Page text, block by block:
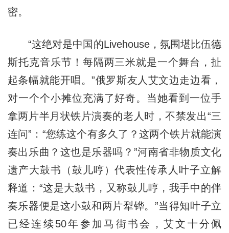
密。
“这绝对是中国的Livehouse，氛围堪比伍德
斯托克音乐节！每隔两三米就是一个舞台，扯
起条幅就能开唱。”俄罗斯友人艾文边走边看，
对一个个小摊位充满了好奇。当她看到一位手
拿两片半月状铁片演奏的老人时，不禁发出“三
连问”：“您练这个有多久了？这两个铁片就能演
奏出乐曲？这也是乐器吗？”河南省非物质文化
遗产大鼓书（鼓儿哼）代表性传承人叶子立解
释道：“这是大鼓书，又称鼓儿哼，我手中的伴
奏乐器便是这小鼓和两片犁铧。”当得知叶子立
已经连续50年参加马街书会，艾文十分佩